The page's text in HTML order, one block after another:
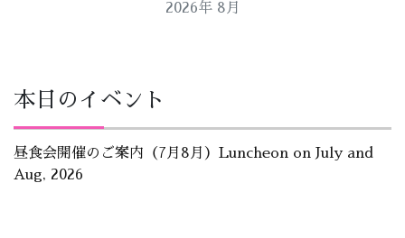
2026年 8月
本日のイベント
昼食会開催のご案内（7月8月）Luncheon on July and
Aug, 2026